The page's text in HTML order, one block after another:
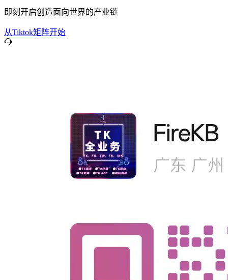
即刻开启创造面向世界的产业链
从Tiktok矩阵开始